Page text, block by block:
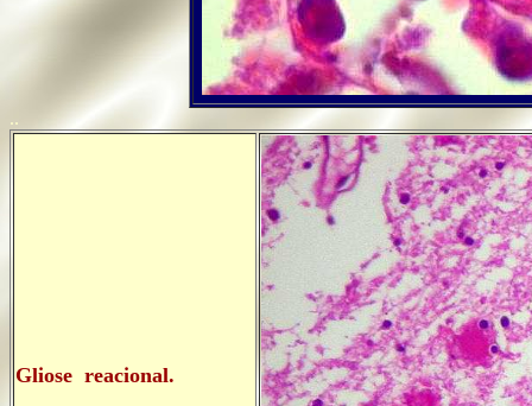
..
Gliose reacional.